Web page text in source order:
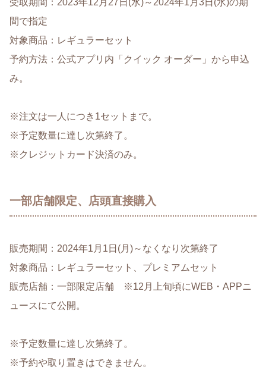
受取期間：2023年12月27日(水)～2024年1月3日(水)の期
間で指定
対象商品：レギュラーセット
予約方法：公式アプリ内「クイック オーダー」から申込
み。
※注文は一人につき1セットまで。
※予定数量に達し次第終了。
※クレジットカード決済のみ。
一部店舗限定、店頭直接購入
販売期間：2024年1月1日(月)～なくなり次第終了
対象商品：レギュラーセット、プレミアムセット
販売店舗：一部限定店舗 ※12月上旬頃にWEB・APPニ
ュースにて公開。
※予定数量に達し次第終了。
※予約や取り置きはできません。